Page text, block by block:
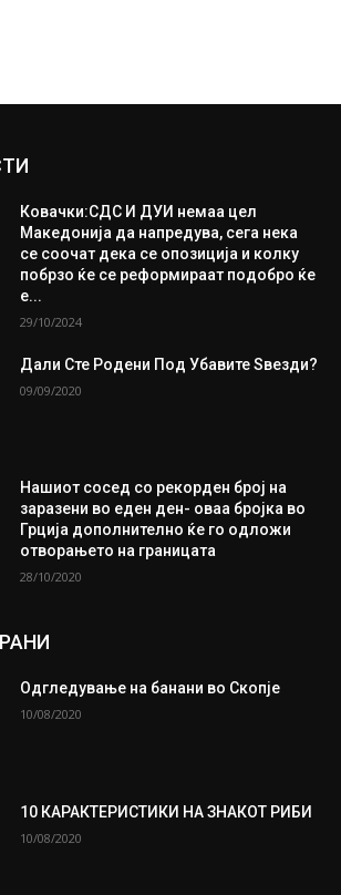
Ковачки:СДС И ДУИ немаа цел
Македонија да напредува, сега нека
се соочат дека се опозиција и колку
побрзо ќе се реформираат подобро ќе
е...
29/10/2024
Дали Сте Родени Под Убавите Ѕвезди?
09/09/2020
Нашиот сосед со рекорден број на
заразени во еден ден- оваа бројка во
Грција дополнително ќе го одложи
отворањето на границата
28/10/2020
Одгледување на банани во Скопје
10/08/2020
10 КАРАКТЕРИСТИКИ НА ЗНАКОТ РИБИ
10/08/2020